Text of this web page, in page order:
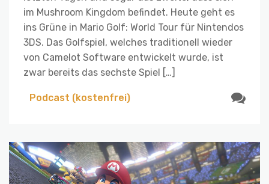
im Mushroom Kingdom befindet. Heute geht es
ins Grüne in Mario Golf: World Tour für Nintendos
3DS. Das Golfspiel, welches traditionell wieder
von Camelot Software entwickelt wurde, ist
zwar bereits das sechste Spiel […]
Podcast (kostenfrei)